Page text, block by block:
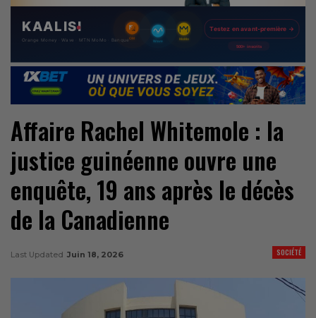
Affaire Rachel Whitemole : la
justice guinéenne ouvre une
enquête, 19 ans après le décès
de la Canadienne
SOCIÉTÉ
Last Updated Juin 18, 2026